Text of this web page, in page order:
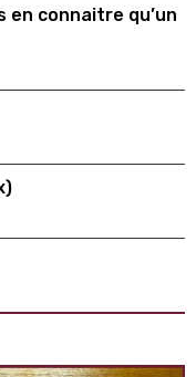
en connaitre qu’un